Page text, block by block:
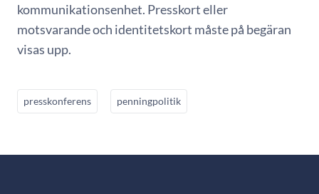
kommunikationsenhet. Presskort eller
motsvarande och identitetskort måste på begäran
visas upp.
presskonferens penningpolitik